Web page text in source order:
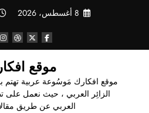
8 أغسطس، 2026
موقع
موقع افكارك مَوسُوعة عربية تهتم
الزائِر العربي ، حيث نعمل على
العربي عن طريق